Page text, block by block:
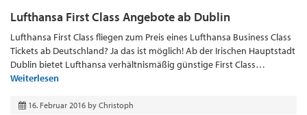
Lufthansa First Class Angebote ab Dublin
Lufthansa First Class fliegen zum Preis eines Lufthansa Business Class
Tickets ab Deutschland? Ja das ist möglich! Ab der Irischen Hauptstadt
Dublin bietet Lufthansa verhältnismäßig günstige First Class…
Weiterlesen
16. Februar 2016 by Christoph